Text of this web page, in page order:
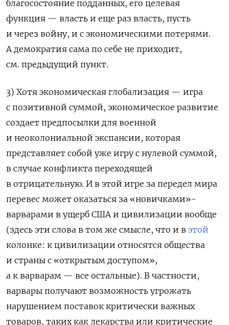
благосостояние подданных, его целевая
функция — власть и еще раз власть, пусть
и через войну, и с экономическими потерями.
А демократия сама по себе не приходит,
см. предыдущий пункт.
3) Хотя экономическая глобализация — игра
с позитивной суммой, экономическое развитие
создает предпосылки для военной
и неоколониальной экспансии, которая
представляет собой уже игру с нулевой суммой,
в случае конфликта переходящей
в отрицательную. И в этой игре за передел мира
перевес может оказаться за «новичками»-
варварами в ущерб США и цивилизации вообще
(здесь эти слова в том же смысле, что и в этой
колонке: к цивилизации относятся общества
и страны с «открытым доступом»,
а к варварам — все остальные). В частности,
варвары получают возможность угрожать
нарушением поставок критически важных
товаров, таких как лекарства или критические